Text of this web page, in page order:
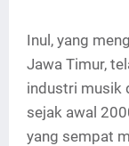
Inul, yang
Jawa Timur,
industri musik
sejak awal
yang sempat